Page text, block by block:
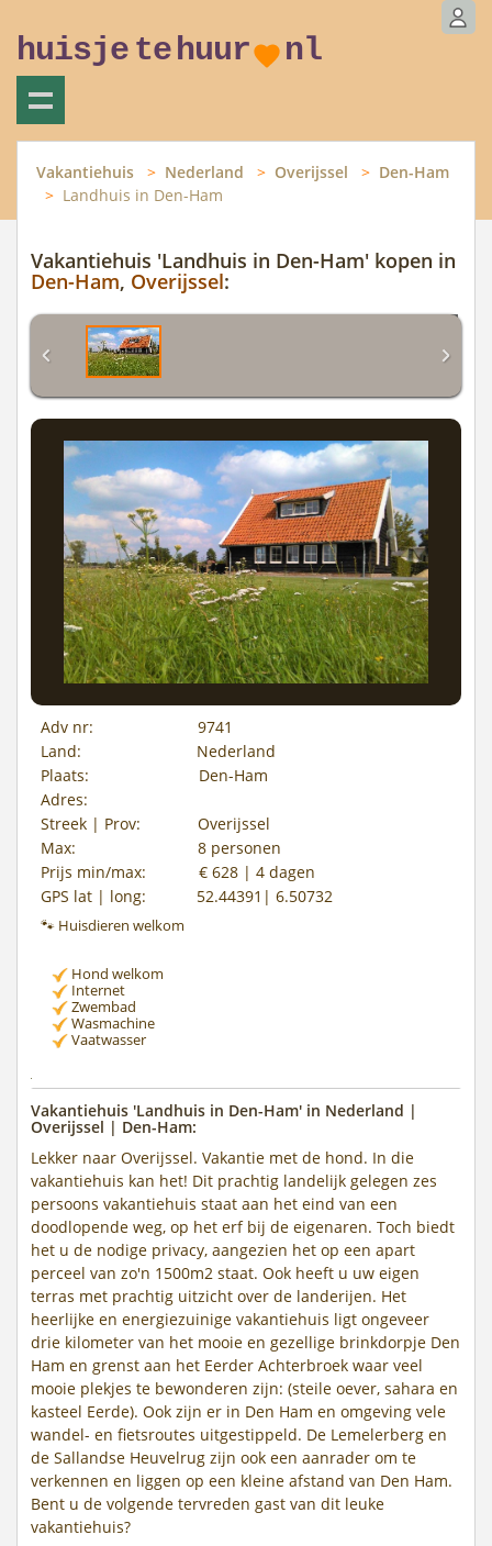
huisje tehuur nl
Vakantiehuis Nederland Overijssel
Den-Ham
Landhuis in Den-Ham
Vakantiehuis 'Landhuis in Den-Ham' kopen in
Den-Ham, Overijssel:
Adv nr:
9741
Land:
Nederland
Plaats:
Den-Ham
Adres:
Streek | Prov:
Overijssel
Max:
8 personen
Prijs min/max:
€ 628 | 4 dagen
GPS lat | long:
52.44391| 6.50732
🐾 Huisdieren welkom
Hond welkom
Internet
Zwembad
Wasmachine
Vaatwasser
Vakantiehuis 'Landhuis in Den-Ham' in Nederland |
Overijssel | Den-Ham:
Lekker naar Overijssel. Vakantie met de hond. In die
vakantiehuis kan het! Dit prachtig landelijk gelegen zes
persoons vakantiehuis staat aan het eind van een
doodlopende weg, op het erf bij de eigenaren. Toch biedt
het u de nodige privacy, aangezien het op een apart
perceel van zo'n 1500m2 staat. Ook heeft u uw eigen
terras met prachtig uitzicht over de landerijen. Het
heerlijke en energiezuinige vakantiehuis ligt ongeveer
drie kilometer van het mooie en gezellige brinkdorpje Den
Ham en grenst aan het Eerder Achterbroek waar veel
mooie plekjes te bewonderen zijn: (steile oever, sahara en
kasteel Eerde). Ook zijn er in Den Ham en omgeving vele
wandel- en fietsroutes uitgestippeld. De Lemelerberg en
de Sallandse Heuvelrug zijn ook een aanrader om te
verkennen en liggen op een kleine afstand van Den Ham.
Bent u de volgende tervreden gast van dit leuke
vakantiehuis?